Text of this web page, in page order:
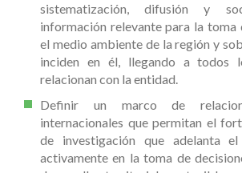
sistematización, difusión y
información relevante para la toma
el medio ambiente de la región y
inciden en él, llegando a todos
relacionan con la entidad.
Definir un marco de
internacionales que permitan el
de investigación que adelanta
activamente en la toma de